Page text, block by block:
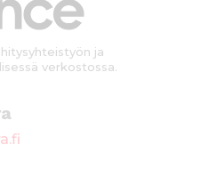
ja
verkostossa.